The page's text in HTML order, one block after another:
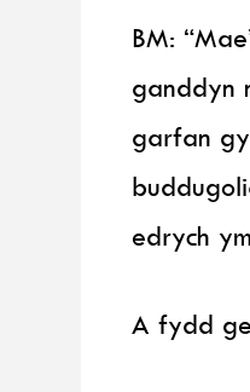
BM:
ganddyn
garfan
edrych
A fydd